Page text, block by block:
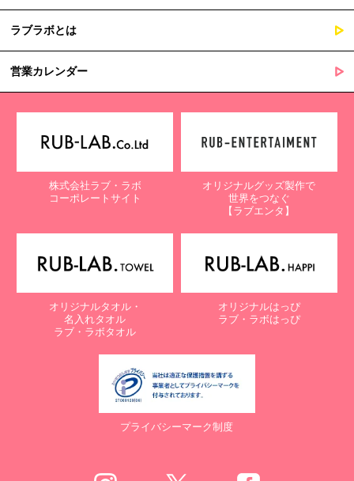
ラブラボとは
営業カレンダー
株式会社ラブ・ラボ
コーポレートサイト
オリジナルグッズ製作で
世界をつなぐ
【ラブエンタ】
オリジナルタオル・
名入れタオル
ラブ・ラボタオル
オリジナルはっぴ
ラブ・ラボはっぴ
プライバシーマーク制度